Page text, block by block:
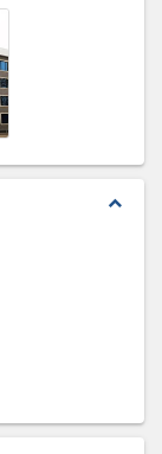
expand_less